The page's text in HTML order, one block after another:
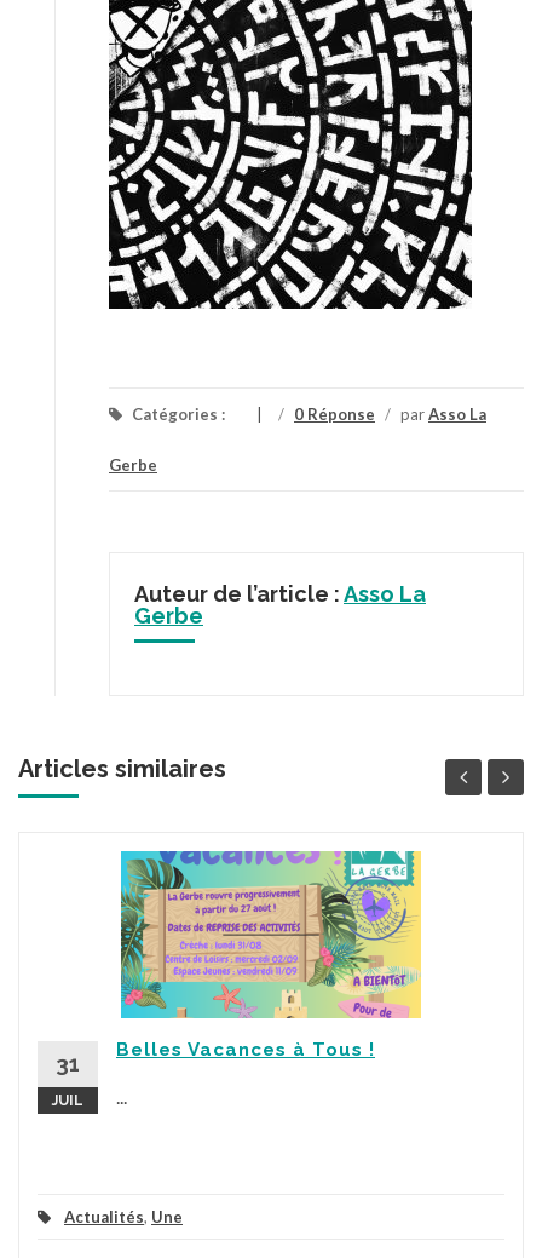
Catégories : / 0 Réponse / parAsso La
Gerbe
Auteur de l’article :Asso La
Gerbe
Articles similaires
31
JUIL
Belles Vacances à Tous !
Actualités, Une